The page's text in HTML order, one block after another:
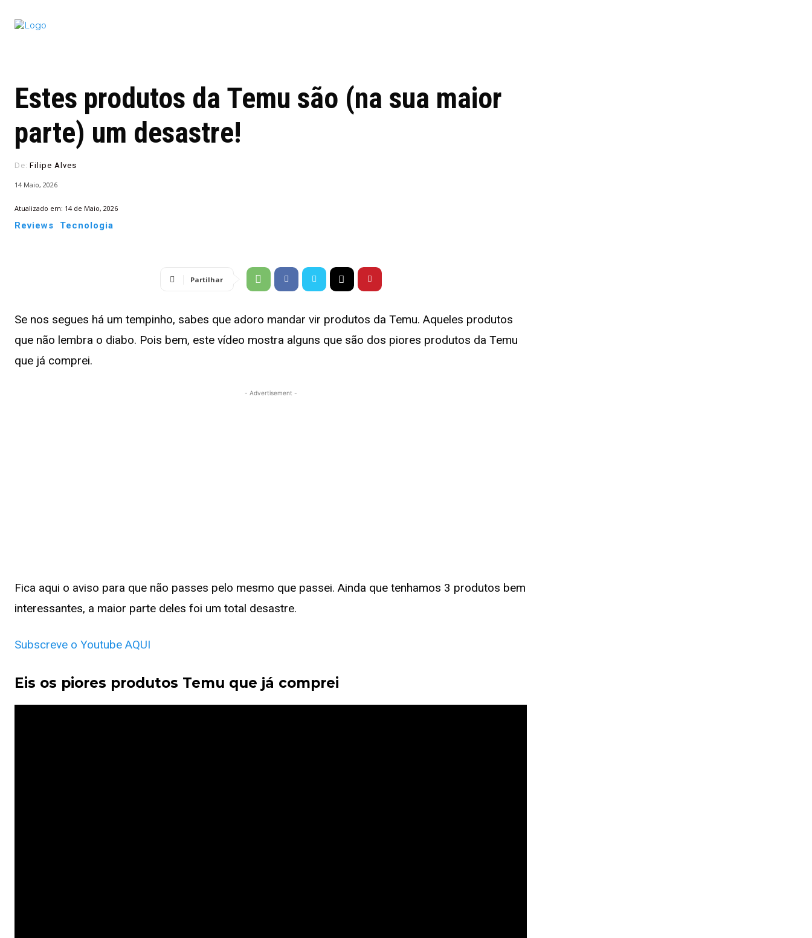
Estes produtos da Temu são (na sua maior
parte) um desastre!
De: Filipe Alves
14 Maio, 2026
Atualizado em: 14 de Maio, 2026
Reviews Tecnologia
Partilhar
Se nos segues há um tempinho, sabes que adoro mandar vir produtos da Temu. Aqueles produtos
que não lembra o diabo. Pois bem, este vídeo mostra alguns que são dos piores produtos da Temu
que já comprei.
- Advertisement -
Fica aqui o aviso para que não passes pelo mesmo que passei. Ainda que tenhamos 3 produtos bem
interessantes, a maior parte deles foi um total desastre.
Subscreve o Youtube AQUI
Eis os piores produtos Temu que já comprei